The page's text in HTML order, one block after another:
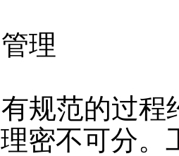
理
规范的过程
密不可分。